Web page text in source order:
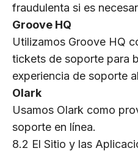
fraudulenta si es
Groove HQ
Utilizamos Groove HQ
tickets de soporte para
experiencia de soporte
Olark
Usamos Olark como
soporte en línea.
8.2 El Sitio y las